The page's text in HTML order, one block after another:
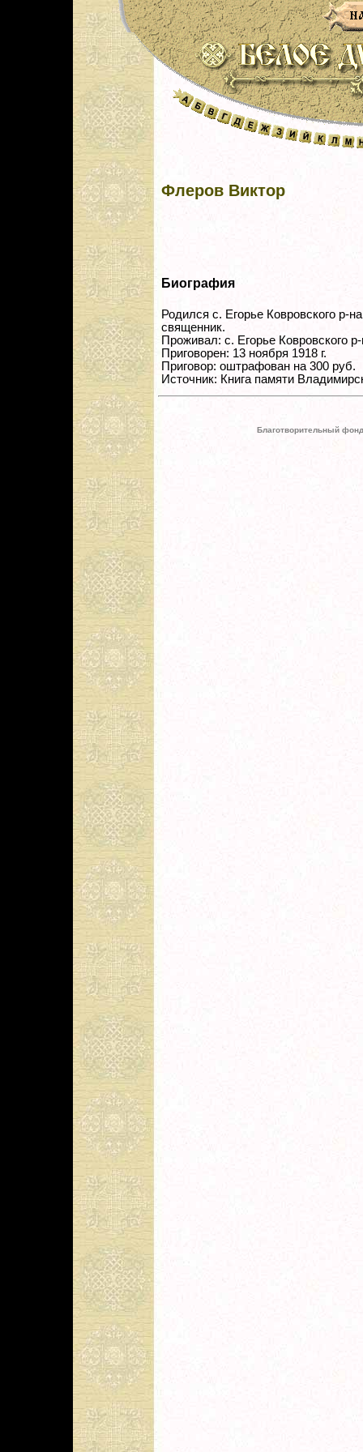
Флеров Виктор
Биография
Родился с. Егорье Ковровского р-
священник.
Проживал: с. Егорье Ковровского
Приговорен: 13 ноября 1918 г.
Приговор: оштрафован на 300 руб.
Источник: Книга памяти
Благотворительный